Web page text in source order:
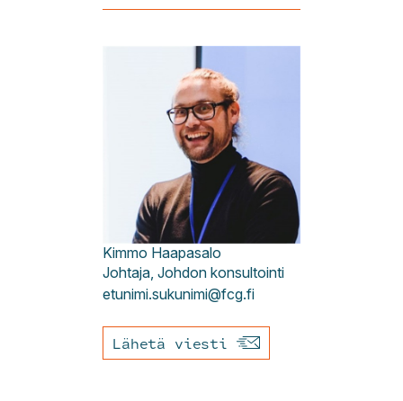
Kimmo Haapasalo
Johtaja, Johdon konsultointi
etunimi.sukunimi@fcg.fi
Lähetä viesti